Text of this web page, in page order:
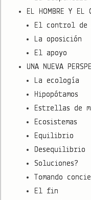
EL HOMBRE Y EL
El control
La oposición
El apoyo
UNA NUEVA
La ecología
Hipopótamos
Estrellas de
Ecosistemas
Equilibrio
Desequilibrio
Soluciones?
Tomando
El fin